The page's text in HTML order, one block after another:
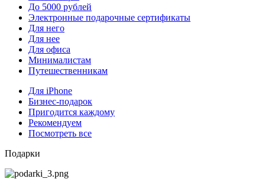
До 5000 рублей
Электронные подарочные сертификаты
Для него
Для нее
Для офиса
Минималистам
Путешественникам
Для iPhone
Бизнес-подарок
Пригодится каждому
Рекомендуем
Посмотреть все
Подарки